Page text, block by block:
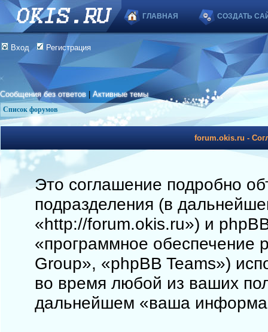
ГЛАВНАЯ СОЗДАТЬ
Вход Регистрация
Сообщения без ответов |Активные темы
Список форумов
forum.okis.ru -
Это соглашение подробно
подразделения (в
«http://forum.okis.ru») и
«программное обеспечение
Group», «phpBB Teams»)
во время любой из ваших
дальнейшем «ваша